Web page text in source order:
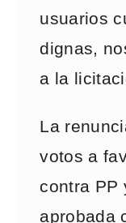
usuarios
dignas,
a la
La
votos a
contra PP
aprobada